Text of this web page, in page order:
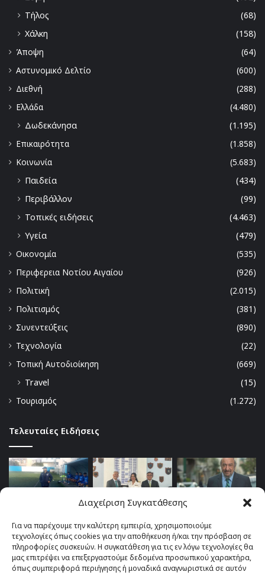
Διαχείριση Συγκατάθεσης
Για να παρέχουμε την καλύτερη εμπειρία, χρησιμοποιούμε
τεχνολογίες όπως cookies για την αποθήκευση ή/και την πρόσβαση σε
πληροφορίες συσκευών. Η συγκατάθεση για τις εν λόγω τεχνολογίες θα
μας επιτρέψει να επεξεργαστούμε δεδομένα προσωπικού χαρακτήρα,
όπως συμπεριφορά περιήγησης ή μοναδικά αναγνωριστικά σε αυτόν
Τήλος
(68)
Χάλκη
(158)
Άποψη
(64)
Αστυνομικό Δελτίο
(600)
Διεθνή
(288)
Ελλάδα
(4.480)
Δωδεκάνησα
(1.195)
Επικαιρότητα
(1.858)
Κοινωνία
(5.683)
Παιδεία
(434)
Περιβάλλον
(99)
Τοπικές ειδήσεις
(4.463)
Υγεία
(479)
Οικονομία
(535)
Περιφερεια Νοτίου Αιγαίου
(926)
Πολιτική
(2.015)
Πολιτισμός
(381)
Συνεντεύξεις
(890)
Τεχνολογία
(22)
Τοπική Αυτοδιοίκηση
(669)
Travel
(15)
Τουρισμός
(1.272)
Τελευταίες Ειδήσεις